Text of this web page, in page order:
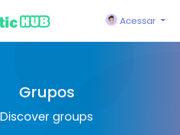
Acessar
Grupos
Discover groups